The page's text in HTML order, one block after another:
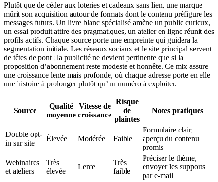
Plutôt que de céder aux loteries et cadeaux sans lien, une marque
mûrit son acquisition autour de formats dont le contenu préfigure les
messages futurs. Un livre blanc spécialisé amène un public curieux,
un essai produit attire des pragmatiques, un atelier en ligne réunit des
profils actifs. Chaque source porte une empreinte qui guidera la
segmentation initiale. Les réseaux sociaux et le site principal servent
de têtes de pont ; la publicité ne devient pertinente que si la
proposition d’abonnement reste modeste et honnête. Ce mix assure
une croissance lente mais profonde, où chaque adresse porte en elle
une histoire à prolonger plutôt qu’un numéro à exploiter.
Source
Qualité
moyenne
Vitesse de
croissance
Risque
de
plaintes
Notes pratiques
Double opt-
in sur site
Élevée Modérée Faible
Formulaire clair,
aperçu du contenu
promis
Webinaires
et ateliers
Très
élevée
Lente
Très
faible
Préciser le thème,
envoyer les supports
par e-mail